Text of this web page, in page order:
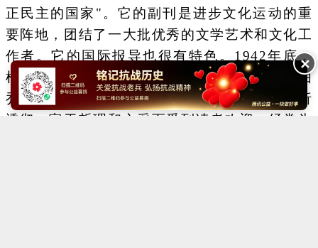
正民主的国家"。它的副刊是进步文化运动的重
要阵地，团结了一大批优秀的文学艺术和文化工
作者。它的国际报导也很有特色。1942年底﹐
根据周恩来的指示，开设了"国际述评"专栏，由
乔冠华主笔。这个专栏的文章以资料翔实、分析
透彻、富于哲理和文采而受到读者欢迎，经常为
✕